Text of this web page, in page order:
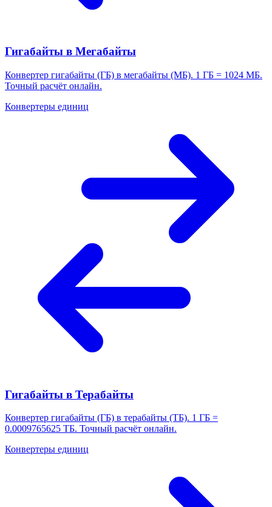
Гигабайты в Мегабайты
Конвертер гигабайты (ГБ) в мегабайты (МБ). 1 ГБ = 1024 МБ.
Точный расчёт онлайн.
Конвертеры единиц
Гигабайты в Терабайты
Конвертер гигабайты (ГБ) в терабайты (ТБ). 1 ГБ =
0.0009765625 ТБ. Точный расчёт онлайн.
Конвертеры единиц